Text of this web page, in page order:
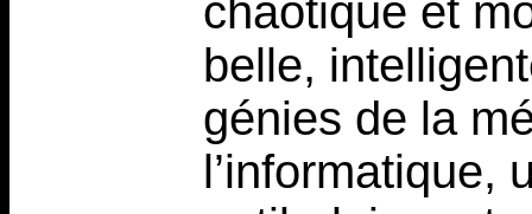
chaotique et
belle,
génies de la
l’informatique,